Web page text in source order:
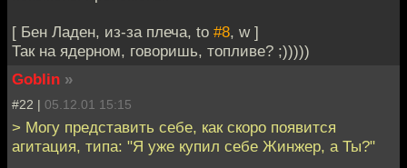
[ Бен Ладен, из-за плеча, to #8, w ]
Так на ядерном, говоришь, топливе? ;)))))
Goblin »
#22 | 05.12.01 15:15
> Могу представить себе, как скоро появится
агитация, типа: "Я уже купил себе Жинжер, а Ты?"